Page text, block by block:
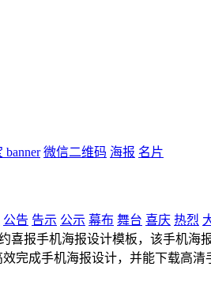
banner 微信二维码 海报 名片
公告 告示 公示 幕布 舞台 喜庆 热烈
喜报手机海报设计模板，该手机海
完成手机海报设计，并能下载高清